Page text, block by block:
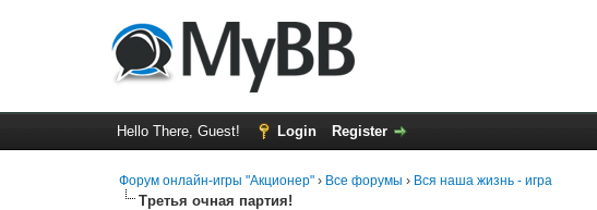
Hello There, Guest! Login Register
Форум онлайн-игры "Акционер" › Все форумы › Вся наша жизнь - игра
Третья очная партия!